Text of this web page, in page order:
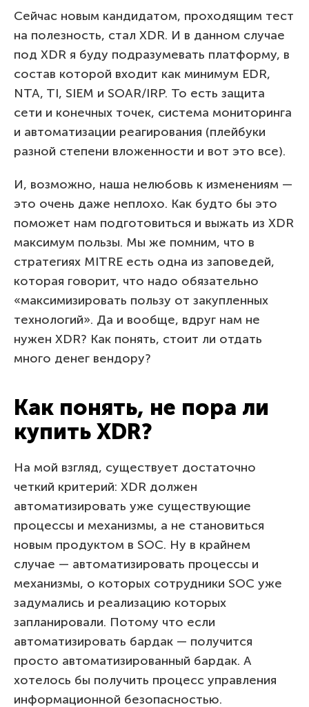
Сейчас новым кандидатом, проходящим тест
на полезность, стал XDR. И в данном случае
под XDR я буду подразумевать платформу, в
состав которой входит как минимум EDR,
NTA, TI, SIEM и SOAR/IRP. То есть защита
сети и конечных точек, система мониторинга
и автоматизации реагирования (плейбуки
разной степени вложенности и вот это все).
И, возможно, наша нелюбовь к изменениям —
это очень даже неплохо. Как будто бы это
поможет нам подготовиться и выжать из XDR
максимум пользы. Мы же помним, что в
стратегиях MITRE есть одна из заповедей,
которая говорит, что надо обязательно
«максимизировать пользу от закупленных
технологий». Да и вообще, вдруг нам не
нужен XDR? Как понять, стоит ли отдать
много денег вендору?
Как понять, не пора ли
купить XDR?
На мой взгляд, существует достаточно
четкий критерий: XDR должен
автоматизировать уже существующие
процессы и механизмы, а не становиться
новым продуктом в SOC. Ну в крайнем
случае — автоматизировать процессы и
механизмы, о которых сотрудники SOC уже
задумались и реализацию которых
запланировали. Потому что если
автоматизировать бардак — получится
просто автоматизированный бардак. А
хотелось бы получить процесс управления
информационной безопасностью.